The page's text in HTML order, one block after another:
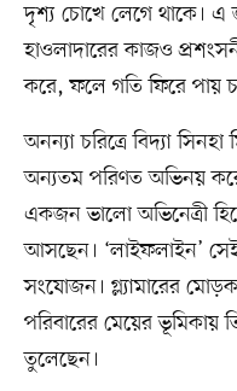
দৃশ্য চোখে লেগে থাকে। এ
হাওলাদারের কাজও
করে, ফলে গতি ফিরে পায়
অনন্যা চরিত্রে বিদ্যা
অন্যতম পরিণত অভিনয়
একজন ভালো অভিনেত্রী
আসছেন। ‘লাইফলাইন’
সংযোজন। গ্ল্যামারের
পরিবারের মেয়ের ভূমিকায়
তুলেছেন।